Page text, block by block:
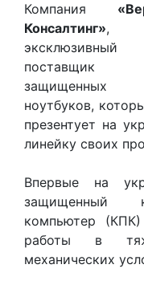
Компания
Консалтинг»,
эксклюзивный
поставщик
защищенных
ноутбуков,
презентует на
линейку своих
Впервые на
защищенный
компьютер
работы в
механических